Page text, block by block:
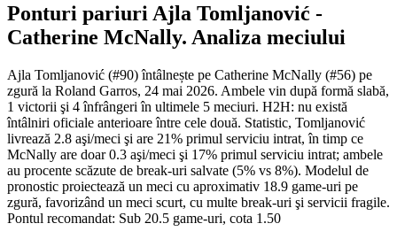
Ponturi pariuri Ajla Tomljanović -
Catherine McNally. Analiza meciului
Ajla Tomljanović (#90) întâlnește pe Catherine McNally (#56) pe
zgură la Roland Garros, 24 mai 2026. Ambele vin după formă slabă,
1 victorii şi 4 înfrângeri în ultimele 5 meciuri. H2H: nu există
întâlniri oficiale anterioare între cele două. Statistic, Tomljanović
livrează 2.8 aşi/meci şi are 21% primul serviciu intrat, în timp ce
McNally are doar 0.3 aşi/meci şi 17% primul serviciu intrat; ambele
au procente scăzute de break-uri salvate (5% vs 8%). Modelul de
pronostic proiectează un meci cu aproximativ 18.9 game-uri pe
zgură, favorizând un meci scurt, cu multe break-uri şi servicii fragile.
Pontul recomandat: Sub 20.5 game-uri, cota 1.50